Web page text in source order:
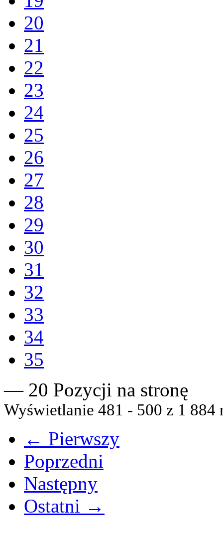
20
21
22
23
24
25
26
27
28
29
30
31
32
33
34
35
— 20 Pozycji na stronę
Wyświetlanie 481 - 500 z 1 884
← Pierwszy
Poprzedni
Następny
Ostatni →